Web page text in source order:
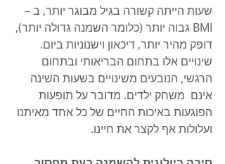
שעות הייתה קשורה בגיל מבוגר יותר, ב –
BMI גבוה יותר (כלומר השמנה גדולה יותר),
דופק מהיר יותר, דיכאון וישנוניות ביום.
שינויים אלו בתחום הבריאותי ובתחום
הרגשי, הנובעים משינויים בשעות השינה
אינם  משחק ילדים. מדובר על תופעות
הפוגעות באיכות החיים של כל אחד מאיתנו
ועלולות אף לקצר את חיינו.